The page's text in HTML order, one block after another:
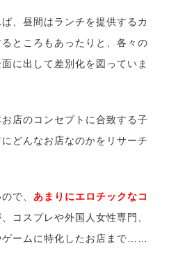
、昼間はランチを提供するカ
ところもあったりと、各々の
に出して差別化を図っていま
店のコンセプトに合致する子
どんなお店なのかをリサーチ
で、 あまりにエロチックなコ
コスプレや外国人女性専門、
ームに特化したお店まで……